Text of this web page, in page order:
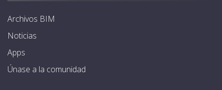
Archivos BIM
Noticias
Apps
Únase a la comunidad